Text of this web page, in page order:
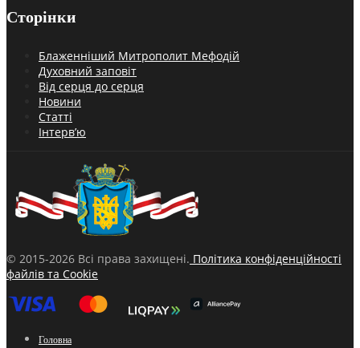
Сторінки
Блаженніший Митрополит Мефодій
Духовний заповіт
Від серця до серця
Новини
Статті
Інтерв’ю
© 2015-2026 Всі права захищені. Політика конфіденційності
файлів та Cookie
Головна